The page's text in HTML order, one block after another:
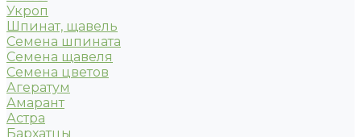
Укроп
Шпинат, щавель
Семена шпината
Семена щавеля
Семена цветов
Агератум
Амарант
Астра
Бархатцы